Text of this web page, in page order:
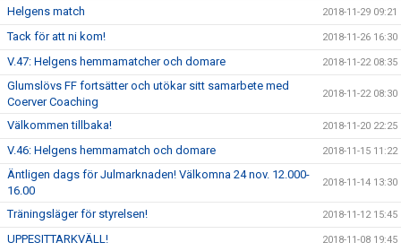
Helgens match 2018-11-29 09:21
Tack för att ni kom! 2018-11-26 16:30
V.47: Helgens hemmamatcher och domare 2018-11-22 08:35
Glumslövs FF fortsätter och utökar sitt samarbete med
Coerver Coaching
2018-11-22 08:30
Välkommen tillbaka! 2018-11-20 22:25
V.46: Helgens hemmamatch och domare 2018-11-15 11:22
Äntligen dags för Julmarknaden! Välkomna 24 nov. 12.000-
16.00
2018-11-14 13:30
Träningsläger för styrelsen! 2018-11-12 15:45
UPPESITTARKVÄLL! 2018-11-08 19:45